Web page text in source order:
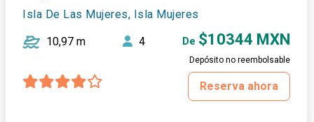
Isla De Las Mujeres, Isla Mujeres
10,97 m 4 De $10344 MXN
Depósito no reembolsable
Reserva ahora